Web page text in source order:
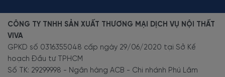
CÔNG TY TNHH SẢN XUẤT THƯƠNG MẠI DỊCH VỤ NỘI THẤT
VIVA
GPKD số 0316355048 cấp ngày 29/06/2020 tại Sở Kế
hoạch Đầu tư TPHCM
Số TK: 29299998 - Ngân hàng ACB - Chi nhánh Phú Lâm